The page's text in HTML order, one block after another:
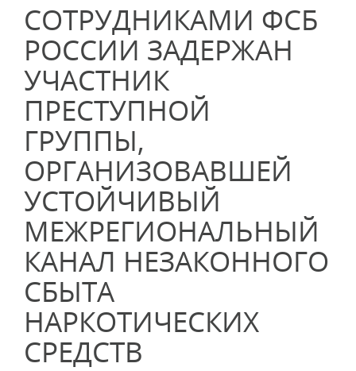
СОТРУДНИКАМИ ФСБ
РОССИИ ЗАДЕРЖАН
УЧАСТНИК
ПРЕСТУПНОЙ
ГРУППЫ,
ОРГАНИЗОВАВШЕЙ
УСТОЙЧИВЫЙ
МЕЖРЕГИОНАЛЬНЫЙ
КАНАЛ НЕЗАКОННОГО
СБЫТА
НАРКОТИЧЕСКИХ
СРЕДСТВ